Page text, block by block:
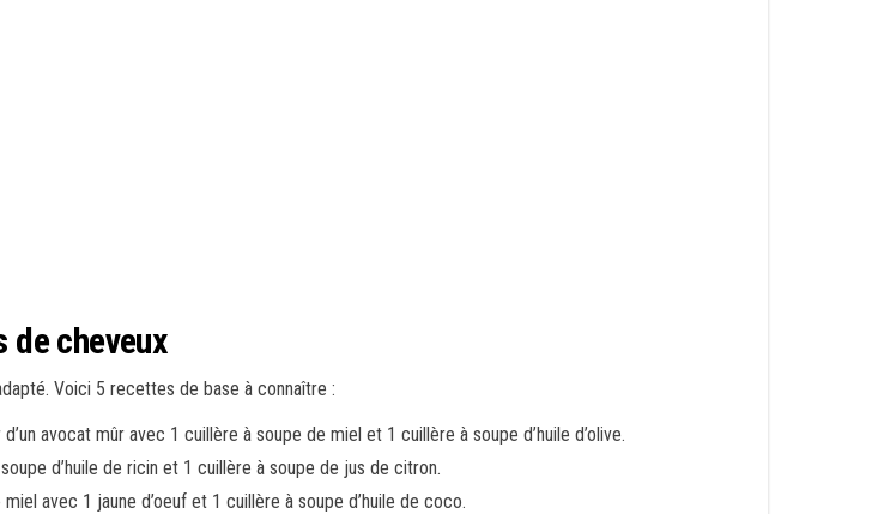
de cheveux
Voici 5 recettes de base à connaître :
avocat mûr avec 1 cuillère à soupe de miel et 1 cuillère à soupe d’huile d’olive.
d’huile de ricin et 1 cuillère à soupe de jus de citron.
avec 1 jaune d’oeuf et 1 cuillère à soupe d’huile de coco.